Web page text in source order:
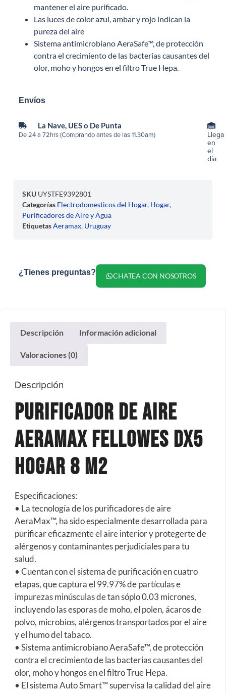
mantener el aire purificado.
Las luces de color azul, ambar y rojo indican la
pureza del aire
Sistema antimicrobiano AeraSafe™, de protección
contra el crecimiento de las bacterias causantes del
olor, moho y hongos en el filtro True Hepa.
Envíos
La Nave, UES o De Punta
De 24 a 72hrs (Comprando antes de las 11.30am)
Llega
en
el
día
SKU UYSTFE9392801
Categorías Electrodomesticos del Hogar, Hogar,
Purificadores de Aire y Agua
EtiquetasAeramax, Uruguay
¿Tienes preguntas? CHATEA CON NOSOTROS
Descripción Información adicional
Valoraciones (0)
Descripción
Purificador De Aire
AeraMax Fellowes DX5
Hogar 8 M2
Especificaciones:
• La tecnología de los purificadores de aire
AeraMax™, ha sido especialmente desarrollada para
purificar eficazmente el aire interior y protegerte de
alérgenos y contaminantes perjudiciales para tu
salud.
• Cuentan con el sistema de purificación en cuatro
etapas, que captura el 99.97% de partículas e
impurezas minúsculas de tan sóplo 0.03 micrones,
incluyendo las esporas de moho, el polen, ácaros de
polvo, microbios, alérgenos transportados por el aire
y el humo del tabaco.
• Sistema antimicrobiano AeraSafe™, de protección
contra el crecimiento de las bacterias causantes del
olor, moho y hongos en el filtro True Hepa.
• El sistema Auto Smart™ supervisa la calidad del aire